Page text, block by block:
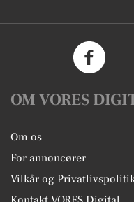
OM VORES
Om os
For annoncører
Vilkår og